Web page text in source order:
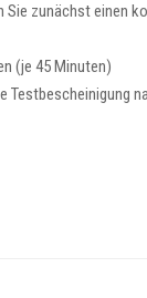
Sie zunächst einen
(je 45 Minuten)